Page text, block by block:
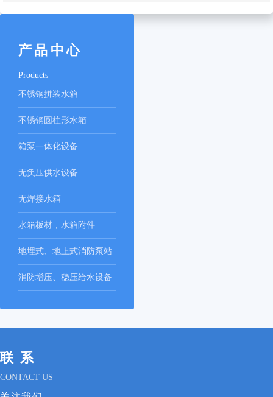
产品中心
Products
不锈钢拼装水箱
不锈钢圆柱形水箱
箱泵一体化设备
无负压供水设备
无焊接水箱
水箱板材，水箱附件
地埋式、地上式消防泵站
消防增压、稳压给水设备
联系
CONTACT US